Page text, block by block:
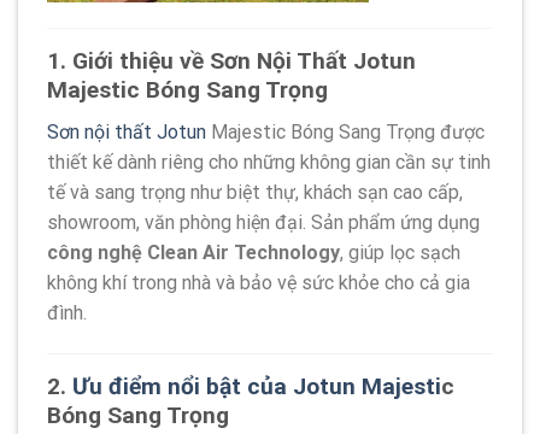
1. Giới thiệu về Sơn Nội Thất Jotun
Majestic Bóng Sang Trọng
Sơn nội thất Jotun Majestic Bóng Sang Trọng được
thiết kế dành riêng cho những không gian cần sự tinh
tế và sang trọng như biệt thự, khách sạn cao cấp,
showroom, văn phòng hiện đại. Sản phẩm ứng dụng
công nghệ Clean Air Technology, giúp lọc sạch
không khí trong nhà và bảo vệ sức khỏe cho cả gia
đình.
2. Ưu điểm nổi bật của Jotun Majestic
Bóng Sang Trọng